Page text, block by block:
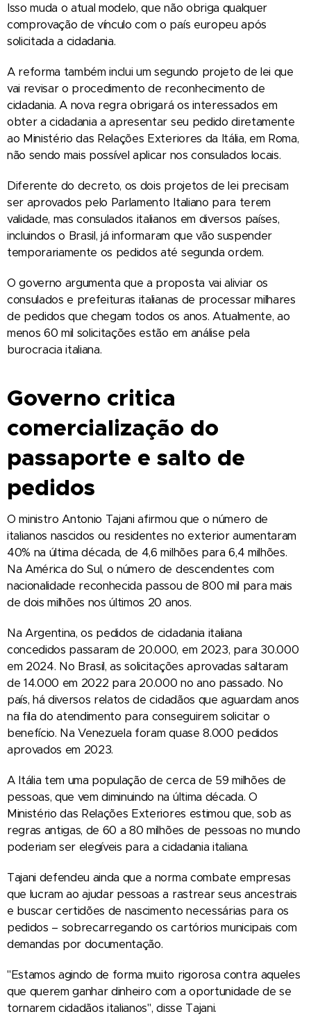
Isso muda o atual modelo, que não obriga qualquer
comprovação de vínculo com o país europeu após
solicitada a cidadania.
A reforma também inclui um segundo projeto de lei que
vai revisar o procedimento de reconhecimento de
cidadania. A nova regra obrigará os interessados em
obter a cidadania a apresentar seu pedido diretamente
ao Ministério das Relações Exteriores da Itália, em Roma,
não sendo mais possível aplicar nos consulados locais.
Diferente do decreto, os dois projetos de lei precisam
ser aprovados pelo Parlamento Italiano para terem
validade, mas consulados italianos em diversos países,
incluindos o Brasil, já informaram que vão suspender
temporariamente os pedidos até segunda ordem.
O governo argumenta que a proposta vai aliviar os
consulados e prefeituras italianas de processar milhares
de pedidos que chegam todos os anos. Atualmente, ao
menos 60 mil solicitações estão em análise pela
burocracia italiana.
Governo critica
comercialização do
passaporte e salto de
pedidos
O ministro Antonio Tajani afirmou que o número de
italianos nascidos ou residentes no exterior aumentaram
40% na última década, de 4,6 milhões para 6,4 milhões.
Na América do Sul, o número de descendentes com
nacionalidade reconhecida passou de 800 mil para mais
de dois milhões nos últimos 20 anos.
Na Argentina, os pedidos de cidadania italiana
concedidos passaram de 20.000, em 2023, para 30.000
em 2024. No Brasil, as solicitações aprovadas saltaram
de 14.000 em 2022 para 20.000 no ano passado. No
país, há diversos relatos de cidadãos que aguardam anos
na fila do atendimento para conseguirem solicitar o
benefício. Na Venezuela foram quase 8.000 pedidos
aprovados em 2023.
A Itália tem uma população de cerca de 59 milhões de
pessoas, que vem diminuindo na última década. O
Ministério das Relações Exteriores estimou que, sob as
regras antigas, de 60 a 80 milhões de pessoas no mundo
poderiam ser elegíveis para a cidadania italiana.
Tajani defendeu ainda que a norma combate empresas
que lucram ao ajudar pessoas a rastrear seus ancestrais
e buscar certidões de nascimento necessárias para os
pedidos – sobrecarregando os cartórios municipais com
demandas por documentação.
"Estamos agindo de forma muito rigorosa contra aqueles
que querem ganhar dinheiro com a oportunidade de se
tornarem cidadãos italianos", disse Tajani.